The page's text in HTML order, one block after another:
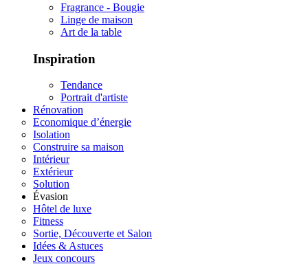
Fragrance - Bougie
Linge de maison
Art de la table
Inspiration
Tendance
Portrait d'artiste
Rénovation
Economique d’énergie
Isolation
Construire sa maison
Intérieur
Extérieur
Solution
Évasion
Hôtel de luxe
Fitness
Sortie, Découverte et Salon
Idées & Astuces
Jeux concours